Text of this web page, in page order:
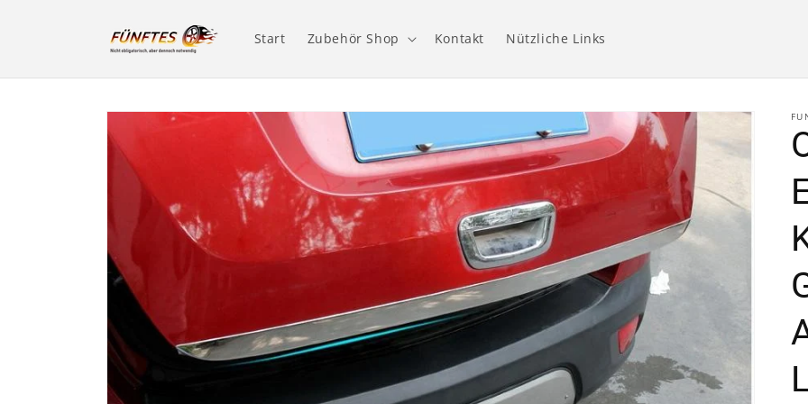
Start Zubehör Shop Kontakt Nützliche Links
Produktinformationen
springen